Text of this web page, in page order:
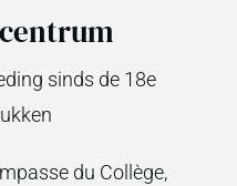
sinds de 18e
du Collège,